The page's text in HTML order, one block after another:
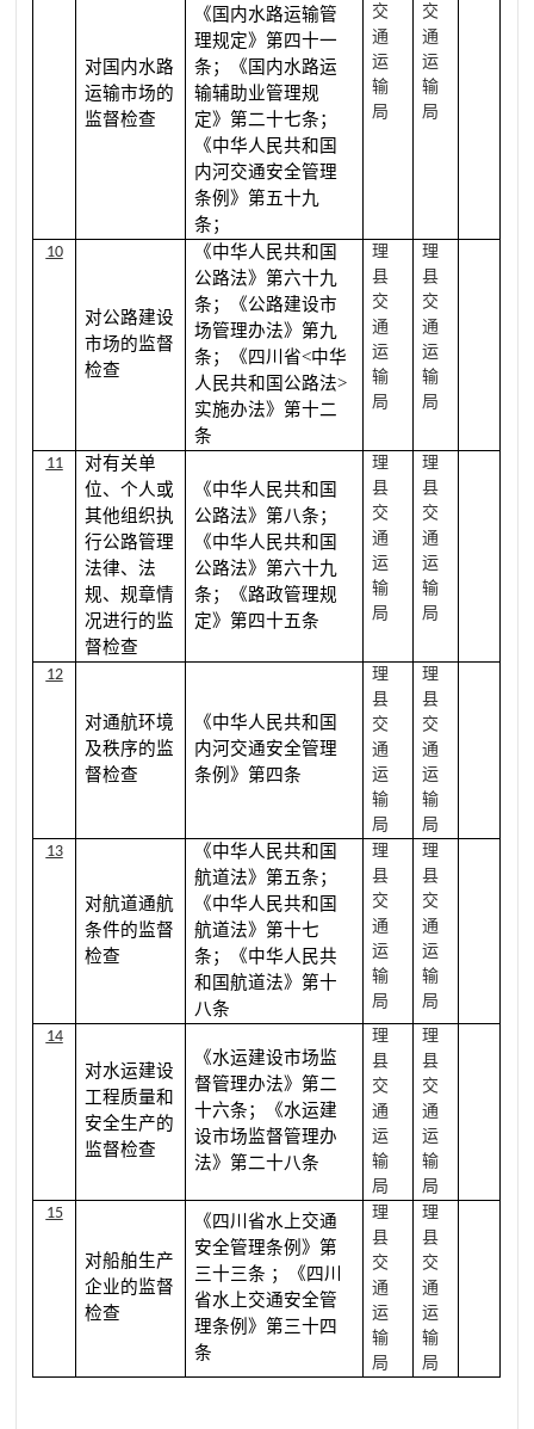
对国内水路
运输市场的
监督检查
《国内水路运输管
理规定》第四十一
条；《国内水路运
输辅助业管理规
定》第二十七条；
《中华人民共和国
内河交通安全管理
条例》第五十九
条；
交
通
运
输
局
交
通
运
输
局
10
对公路建设
市场的监督
检查
《中华人民共和国
公路法》第六十九
条；《公路建设市
场管理办法》第九
条；《四川省<中华
人民共和国公路法>
实施办法》第十二
条
理
县
交
通
运
输
局
理
县
交
通
运
输
局
11
对有关单
位、个人或
其他组织执
行公路管理
法律、法
规、规章情
况进行的监
督检查
《中华人民共和国
公路法》第八条；
《中华人民共和国
公路法》第六十九
条；《路政管理规
定》第四十五条
理
县
交
通
运
输
局
理
县
交
通
运
输
局
12
对通航环境
及秩序的监
督检查
《中华人民共和国
内河交通安全管理
条例》第四条
理
县
交
通
运
输
局
理
县
交
通
运
输
局
13
对航道通航
条件的监督
检查
《中华人民共和国
航道法》第五条；
《中华人民共和国
航道法》第十七
条；《中华人民共
和国航道法》第十
八条
理
县
交
通
运
输
局
理
县
交
通
运
输
局
14
对水运建设
工程质量和
安全生产的
监督检查
《水运建设市场监
督管理办法》第二
十六条；《水运建
设市场监督管理办
法》第二十八条
理
县
交
通
运
输
局
理
县
交
通
运
输
局
15
对船舶生产
企业的监督
检查
《四川省水上交通
安全管理条例》第
三十三条 ；《四川
省水上交通安全管
理条例》第三十四
条
理
县
交
通
运
输
局
理
县
交
通
运
输
局